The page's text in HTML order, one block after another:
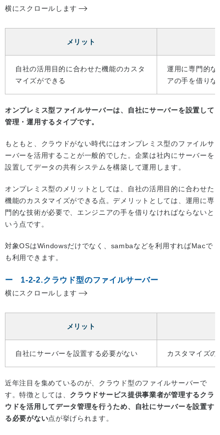
横にスクロールします
メリット
自社の活用目的に合わせた機能のカスタ
マイズができる
運用に専門的な
アの手を借り
オンプレミス型ファイルサーバーは、自社にサーバーを設置して
管理・運用するタイプです。
もともと、クラウドがない時代にはオンプレミス型のファイルサ
ーバーを活用することが一般的でした。企業は社内にサーバーを
設置してデータの共有システムを構築して運用します。
オンプレミス型のメリットとしては、自社の活用目的に合わせた
機能のカスタマイズができる点。デメリットとしては、運用に専
門的な技術が必要で、エンジニアの手を借りなければならないと
いう点です。
対象OSはWindowsだけでなく、sambaなどを利用すればMacで
も利用できます。
1-2-2.クラウド型のファイルサーバー
横にスクロールします
メリット
自社にサーバーを設置する必要がない カスタマイズの
近年注目を集めているのが、クラウド型のファイルサーバーで
す。特徴としては、 クラウドサービス提供事業者が管理するクラ
ウドを活用してデータ管理を行うため、自社にサーバーを設置す
る必要がない点が挙げられます。